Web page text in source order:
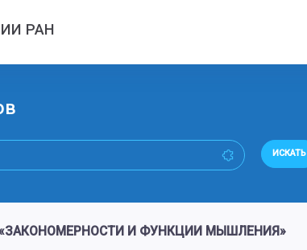
РАН
ИСКАТЬ
«ЗАКОНОМЕРНОСТИ И ФУНКЦИИ МЫШЛЕНИЯ»